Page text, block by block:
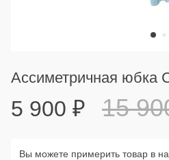
Ассиметричная юбка
5 900 ₽ 15
Вы можете примерить товар в